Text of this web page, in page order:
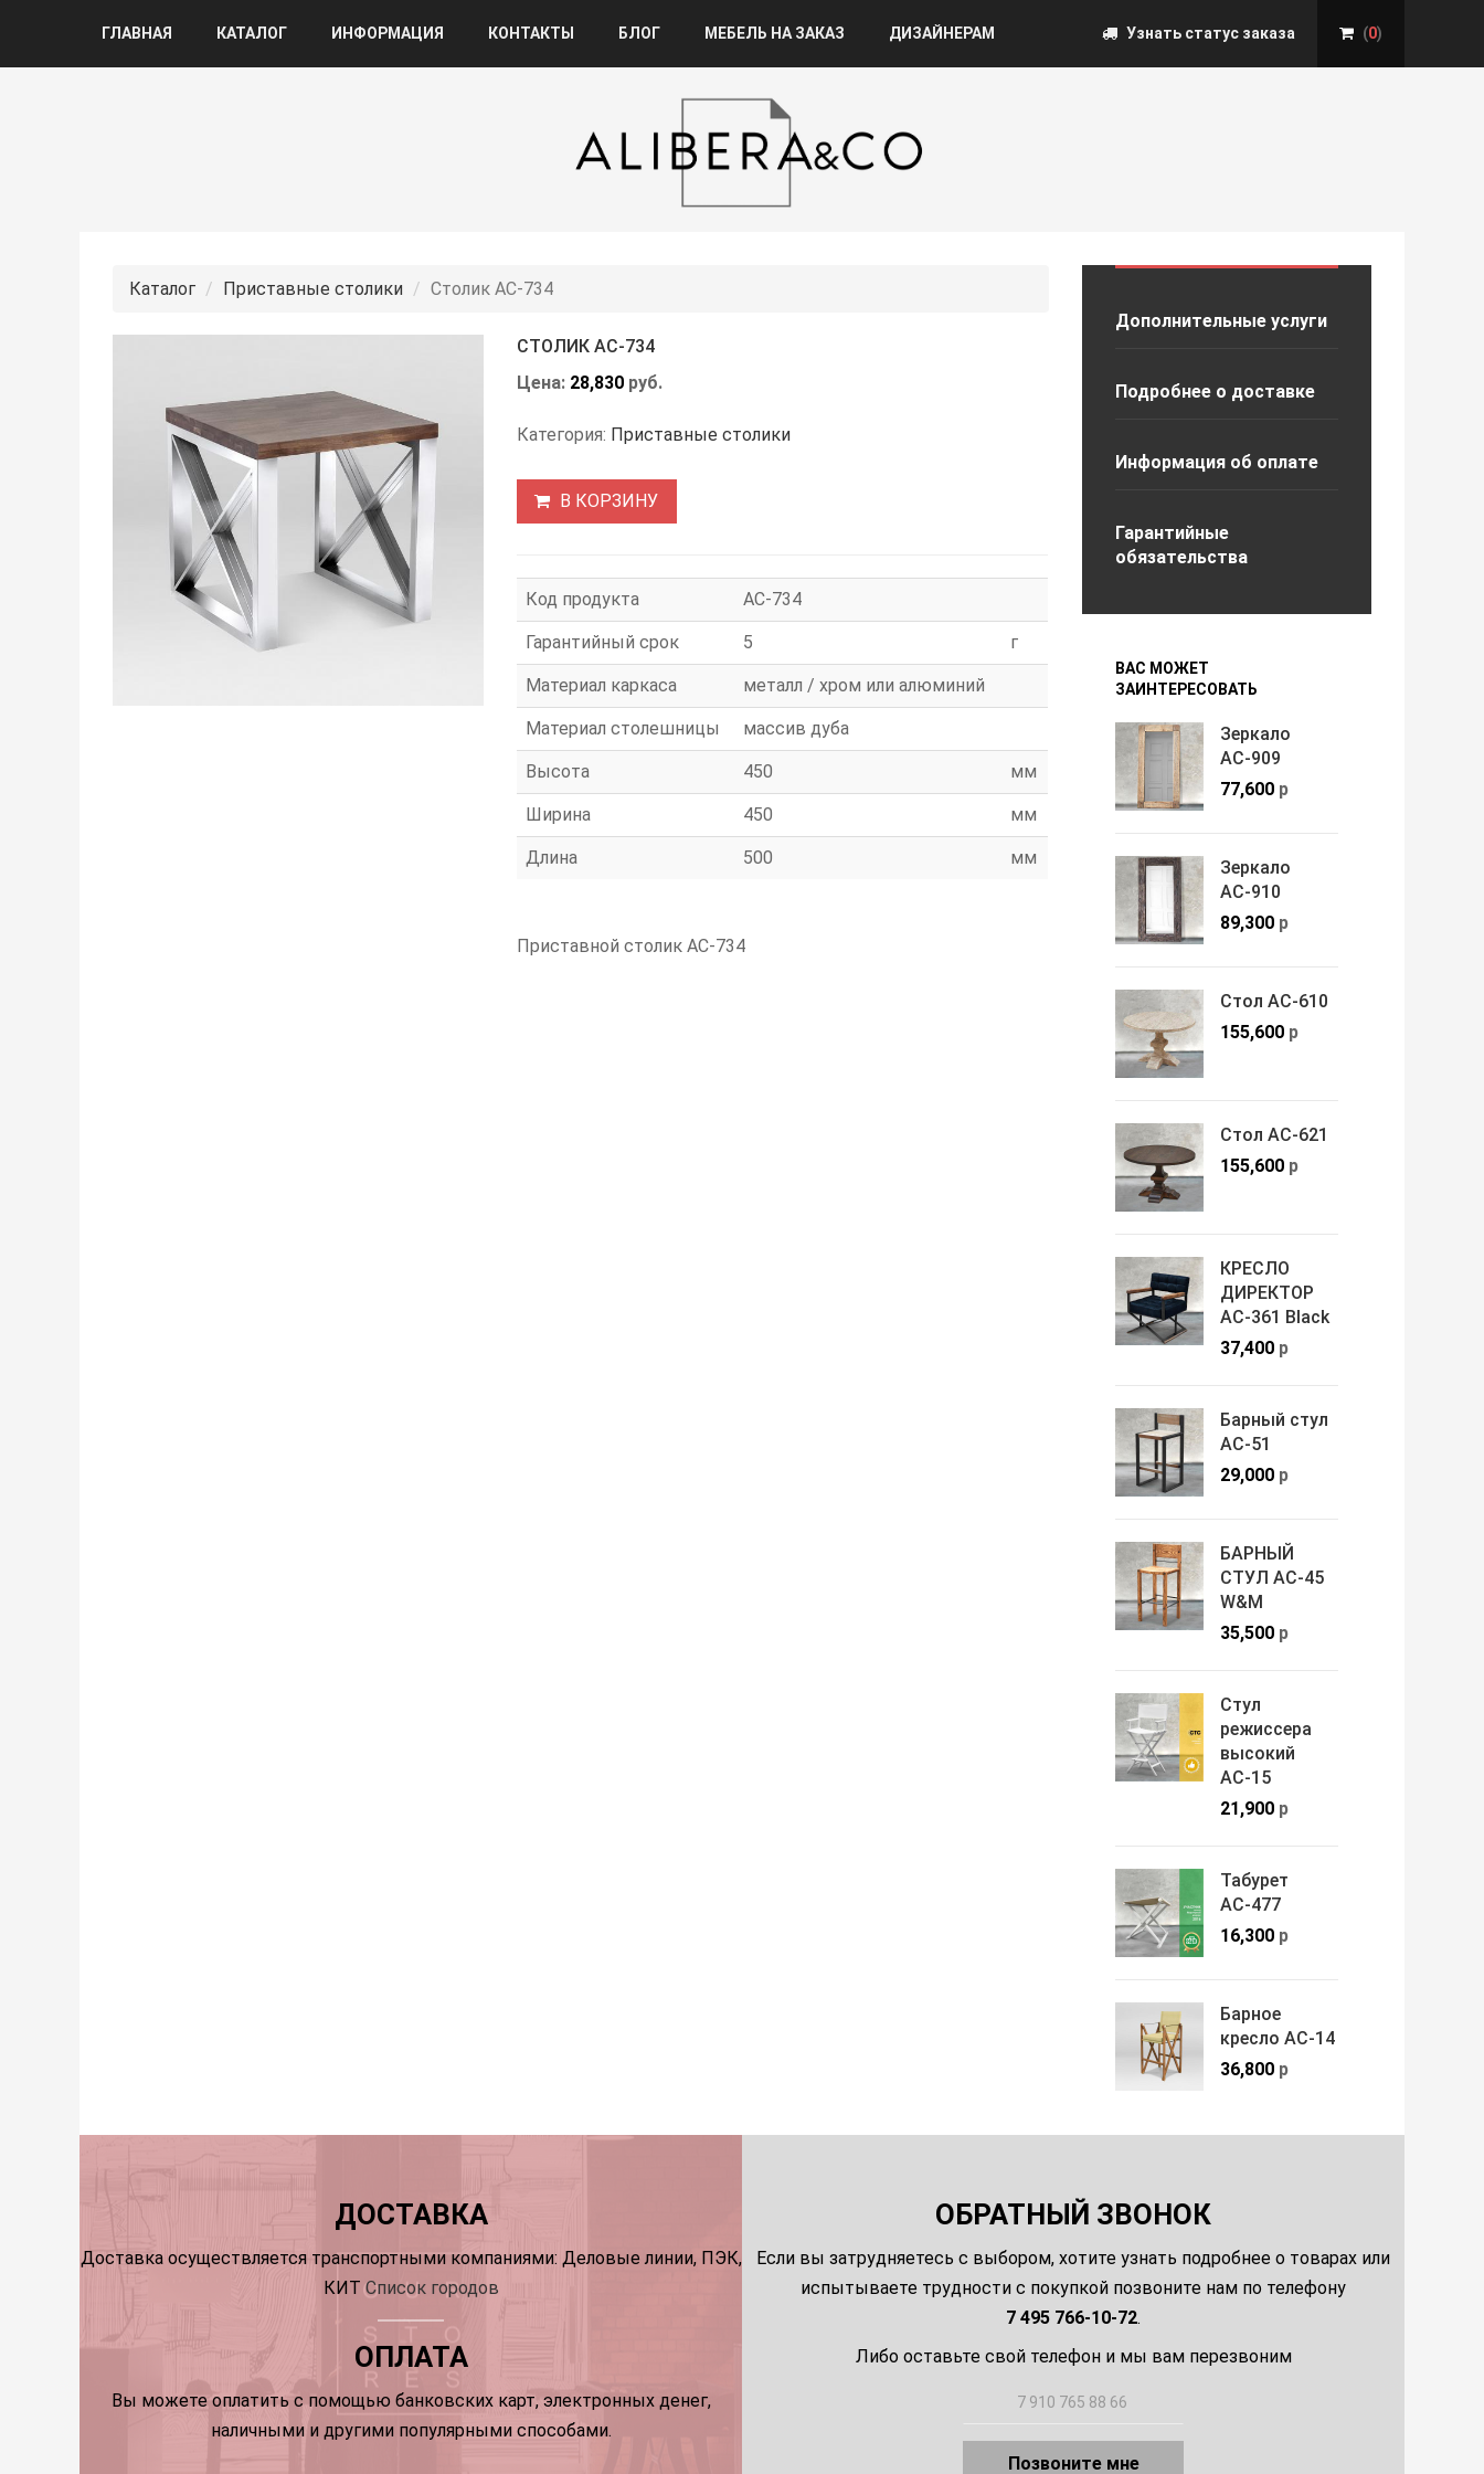
Узнать статус заказа (0)
ГЛАВНАЯ КАТАЛОГ ИНФОРМАЦИЯ КОНТАКТЫ БЛОГ МЕБЕЛЬ НА ЗАКАЗ ДИЗАЙНЕРАМ
Каталог Приставные столики Столик АС-734
СТОЛИК АС-734
Цена: 28,830руб.
Категория: Приставные столики
В КОРЗИНУ
Код продукта АС-734
Гарантийный срок 5 г
Материал каркаса металл / хром или алюминий
Материал столешницы массив дуба
Высота 450 мм
Ширина 450 мм
Длина 500 мм
Приставной столик АС-734
Дополнительные услуги
Подробнее о доставке
Информация об оплате
Гарантийные
обязательства
ВАС МОЖЕТ
ЗАИНТЕРЕСОВАТЬ
Зеркало
АС-909
77,600р
Зеркало
АС-910
89,300р
Стол АС-610
155,600р
Стол АС-621
155,600р
КРЕСЛО
ДИРЕКТОР
АС-361 Black
37,400р
Барный стул
АС-51
29,000р
БАРНЫЙ
СТУЛ АС-45
W&M
35,500р
Стул
режиссера
высокий
АС-15
21,900р
Табурет
АС-477
16,300р
Барное
кресло АС-14
36,800р
ДОСТАВКА
Доставка осуществляется транспортными компаниями: Деловые линии, ПЭК,
КИТСписок городов
ОПЛАТА
Вы можете оплатить с помощью банковских карт, электронных денег,
наличными и другими популярными способами.
ОБРАТНЫЙ ЗВОНОК
Если вы затрудняетесь с выбором, хотите узнать подробнее о товарах или
испытываете трудности с покупкой позвоните нам по телефону
7 495 766-10-72.
Либо оставьте свой телефон и мы вам перезвоним
Позвоните мне